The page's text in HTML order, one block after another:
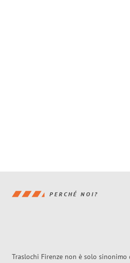
PERCHÉ NOI?
Traslochi Firenze non è solo sinonimo